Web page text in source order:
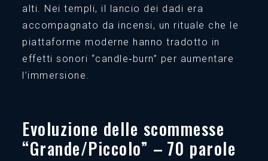
alti. Nei templi, il lancio dei dadi era
accompagnato da incensi, un rituale che le
piattaforme moderne hanno tradotto in
effetti sonori “candle‑burn” per aumentare
l’immersione.
Evoluzione delle scommesse
“Grande/Piccolo” – 70 parole